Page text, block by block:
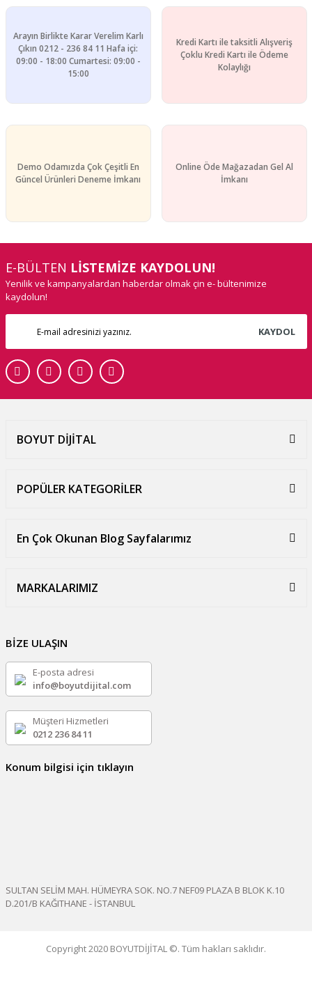
Arayın Birlikte Karar Verelim Karlı
Çıkın 0212 - 236 84 11 Hafa içi:
09:00 - 18:00 Cumartesi: 09:00 -
15:00
Kredi Kartı ile taksitli Alışveriş
Çoklu Kredi Kartı ile Ödeme
Kolaylığı
Demo Odamızda Çok Çeşitli En
Güncel Ürünleri Deneme İmkanı
Online Öde Mağazadan Gel Al
İmkanı
E-BÜLTEN LİSTEMİZE KAYDOLUN!
Yenilik ve kampanyalardan haberdar olmak çin e- bültenimize
kaydolun!
KAYDOL
BOYUT DİJİTAL
POPÜLER KATEGORİLER
En Çok Okunan Blog Sayfalarımız
MARKALARIMIZ
BİZE ULAŞIN
E-posta adresi
info@boyutdijital.com
Müşteri Hizmetleri
0212 236 84 11
Konum bilgisi için tıklayın
SULTAN SELİM MAH. HÜMEYRA SOK. NO.7 NEF09 PLAZA B BLOK K.10
D.201/B KAĞITHANE - İSTANBUL
Copyright 2020 BOYUTDİJİTAL ©. Tüm hakları saklıdır.